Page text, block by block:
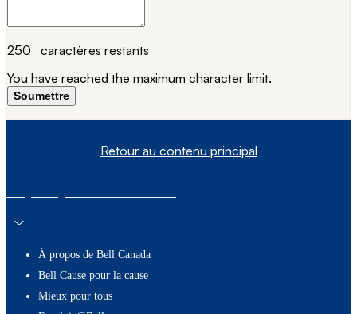
250 caractères restants
You have reached the maximum character limit.
Soumettre
Retour au contenu principal
À propos de Bell Canada
Bell Cause pour la cause
Mieux pour tous